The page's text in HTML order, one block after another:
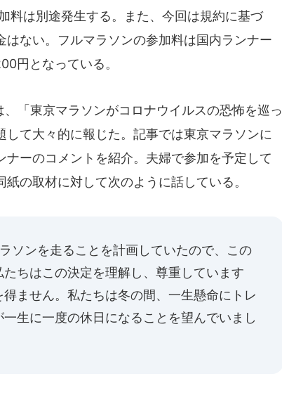
料は別途発生する。また、今回は規約に基づ
はない。フルマラソンの参加料は国内ランナー
円となっている。
「東京マラソンがコロナウイルスの恐怖を巡っ
て大々的に報じた。記事では東京マラソンに
ーのコメントを紹介。夫婦で参加を予定して
の取材に対して次のように話している。
ソンを走ることを計画していたので、この
ちはこの決定を理解し、尊重しています
ません。私たちは冬の間、一生懸命にトレ
生に一度の休日になることを望んでいまし